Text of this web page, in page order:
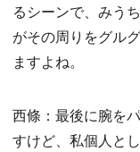
るシーンで、みう
がその周りをグル
ますよね。
西條：最後に腕を
すけど、私個人と